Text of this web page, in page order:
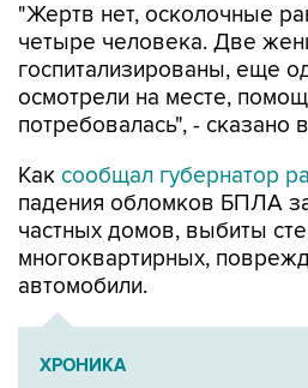
"Жертв нет, осколочные
четыре человека. Две
госпитализированы, еще
осмотрели на месте,
потребовалась", - сказано
Как сообщал губернатор
падения обломков БПЛА
частных домов, выбиты
многоквартирных,
автомобили.
ХРОНИКА